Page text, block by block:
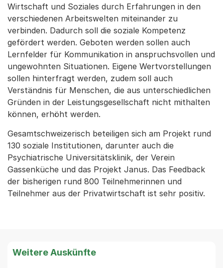
Wirtschaft und Soziales durch Erfahrungen in den
verschiedenen Arbeitswelten miteinander zu
verbinden. Dadurch soll die soziale Kompetenz
gefördert werden. Geboten werden sollen auch
Lernfelder für Kommunikation in anspruchsvollen und
ungewohnten Situationen. Eigene Wertvorstellungen
sollen hinterfragt werden, zudem soll auch
Verständnis für Menschen, die aus unterschiedlichen
Gründen in der Leistungsgesellschaft nicht mithalten
können, erhöht werden.
Gesamtschweizerisch beteiligen sich am Projekt rund
130 soziale Institutionen, darunter auch die
Psychiatrische Universitätsklinik, der Verein
Gassenküche und das Projekt Janus. Das Feedback
der bisherigen rund 800 Teilnehmerinnen und
Teilnehmer aus der Privatwirtschaft ist sehr positiv.
Weitere Auskünfte